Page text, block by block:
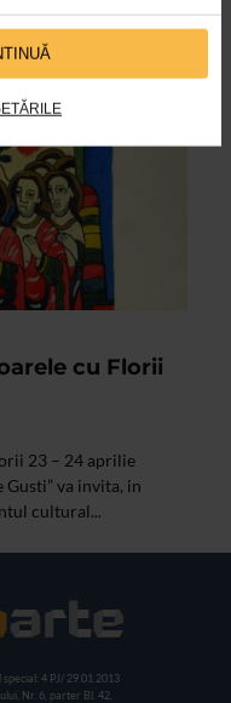
tombola...
cu Florii
23 – 24 aprilie
va invita, in
cultural...
4 PJ/ 29.01.2013
Nr. 6, parter Bl. 42,